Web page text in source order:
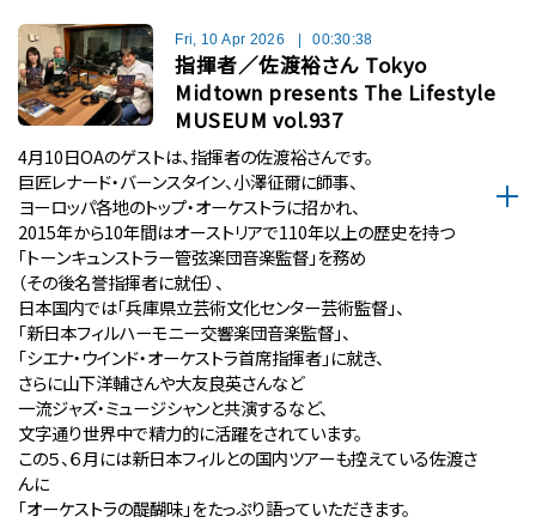
Fri, 10 Apr 2026 00:30:38
指揮者／佐渡裕さん Tokyo
Midtown presents The Lifestyle
MUSEUM vol.937
4月10日OAのゲストは、指揮者の佐渡裕さんです。
巨匠レナード・バーンスタイン、小澤征爾に師事、
ヨーロッパ各地のトップ・オーケストラに招かれ、
2015年から10年間はオーストリアで110年以上の歴史を持つ
「トーンキュンストラー管弦楽団音楽監督」を務め
（その後名誉指揮者に就任）、
日本国内では「兵庫県立芸術文化センター芸術監督」、
「新日本フィルハーモニー交響楽団音楽監督」、
「シエナ・ウインド・オーケストラ首席指揮者」に就き、
さらに山下洋輔さんや大友良英さんなど
一流ジャズ・ミュージシャンと共演するなど、
文字通り世界中で精力的に活躍をされています。
この５、６月には新日本フィルとの国内ツアーも控えている佐渡さ
んに
「オーケストラの醍醐味」をたっぷり語っていただきます。